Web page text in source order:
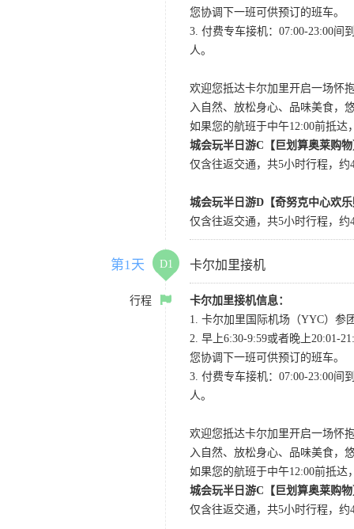
您协调下一班可供预订的班车。
3. 付费专车接机：07:00-23:00间
人。
欢迎您抵达卡尔加里开启一场怀
入自然、放松身心、品味美食，
如果您的航班于中午12:00前抵
城会玩半日游C【巨划算奥莱购
仅含往返交通，共5小时行程，
城会玩半日游D【奇努克中心欢
仅含往返交通，共5小时行程，
第1天 D1 卡尔加里接机
行程
卡尔加里接机信息：
1. 卡尔加里国际机场（YYC）参
2. 早上6:30-9:59或者晚上20:01-
您协调下一班可供预订的班车。
3. 付费专车接机：07:00-23:00间
人。
欢迎您抵达卡尔加里开启一场怀
入自然、放松身心、品味美食，
如果您的航班于中午12:00前抵
城会玩半日游C【巨划算奥莱购
仅含往返交通，共5小时行程，